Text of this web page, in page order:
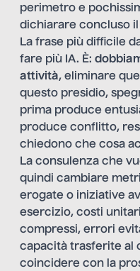
perimetro e
dichiarare concluso il
La frase più difficile
fare più IA. È:
attività, eliminare
questo presidio,
prima produce
produce conflitto,
chiedono che cosa
La consulenza che
quindi cambiare
erogate o iniziative
esercizio, costi
compressi, errori
capacità trasferite al
coincidere con la